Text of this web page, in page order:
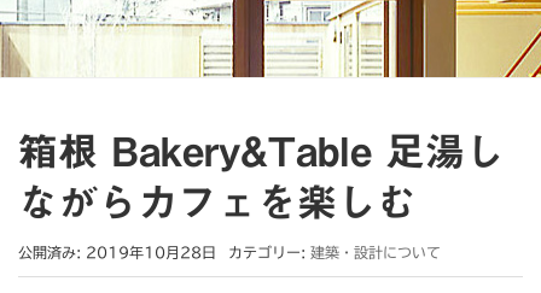
箱根 Bakery&Table 足湯し
ながらカフェを楽しむ
公開済み: 2019年10月28日 カテゴリー: 建築・設計について